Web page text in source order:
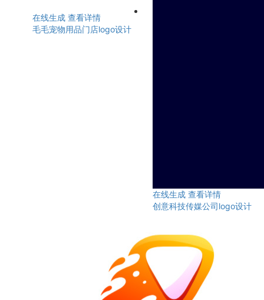
在线生成 查看详情
毛毛宠物用品门店logo设计
在线生成 查看详情
创意科技传媒公司logo设计